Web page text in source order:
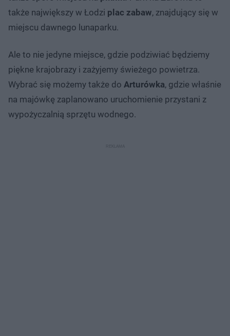
także największy w Łodzi plac zabaw, znajdujący się w
miejscu dawnego lunaparku.
Ale to nie jedyne miejsce, gdzie podziwiać będziemy
piękne krajobrazy i zażyjemy świeżego powietrza.
Wybrać się możemy także do Arturówka, gdzie właśnie
na majówkę zaplanowano uruchomienie przystani z
wypożyczalnią sprzętu wodnego.